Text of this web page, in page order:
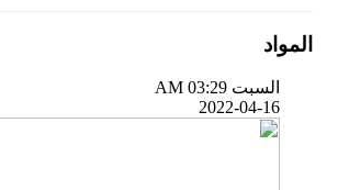
المواد
السبت AM 03:29
2022-04-16